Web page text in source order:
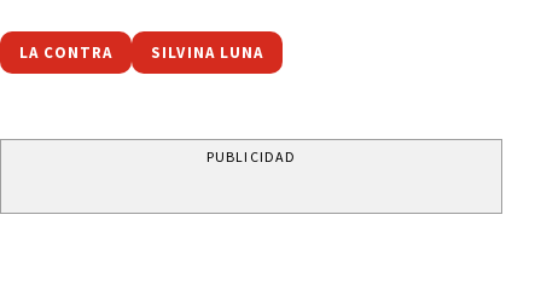
LA CONTRA SILVINA LUNA
PUBLICIDAD